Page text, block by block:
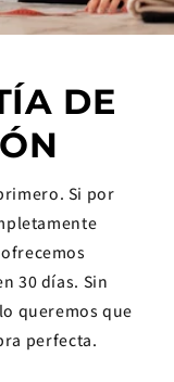
DE
Si por
30 días. Sin
queremos que
perfecta.